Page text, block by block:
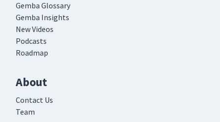
Gemba Glossary
Gemba Insights
New Videos
Podcasts
Roadmap
About
Contact Us
Team